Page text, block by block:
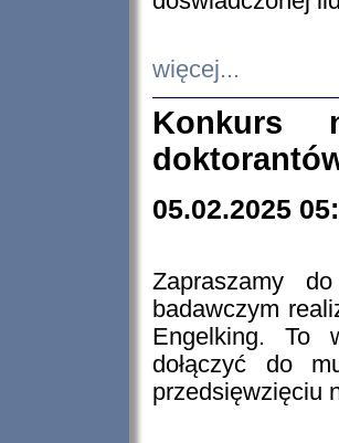
więcej...
Konkurs
05.02.2025
Zapraszamy
badawczym
Engelking. To
dołączyć do
przedsięwzięciu